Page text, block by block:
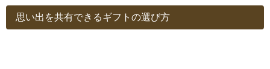
思い出を共有できるギフトの選び方